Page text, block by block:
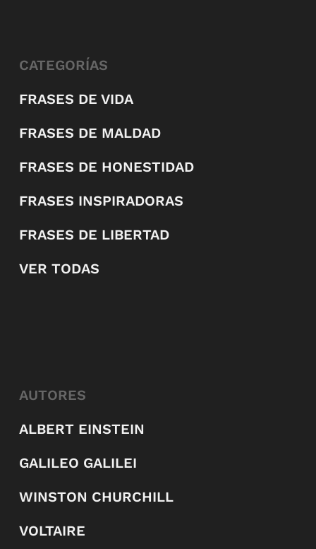
CATEGORÍAS
FRASES DE VIDA
FRASES DE MALDAD
FRASES DE HONESTIDAD
FRASES INSPIRADORAS
FRASES DE LIBERTAD
VER TODAS
AUTORES
ALBERT EINSTEIN
GALILEO GALILEI
WINSTON CHURCHILL
VOLTAIRE